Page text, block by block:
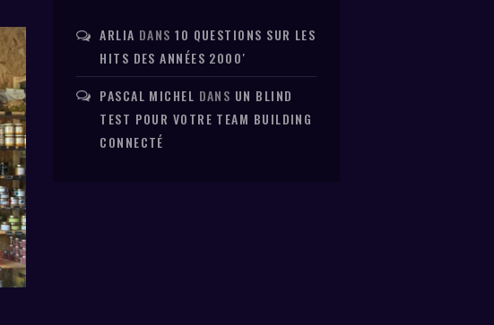
ARLIA DANS10 QUESTIONS SUR LES
HITS DES ANNÉES 2000′
PASCAL MICHEL DANS UN BLIND
TEST POUR VOTRE TEAM BUILDING
CONNECTÉ